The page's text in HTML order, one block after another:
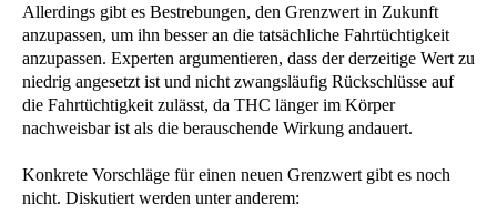
Allerdings gibt es Bestrebungen, den Grenzwert in Zukunft
anzupassen, um ihn besser an die tatsächliche Fahrtüchtigkeit
anzupassen. Experten argumentieren, dass der derzeitige Wert zu
niedrig angesetzt ist und nicht zwangsläufig Rückschlüsse auf
die Fahrtüchtigkeit zulässt, da THC länger im Körper
nachweisbar ist als die berauschende Wirkung andauert.
Konkrete Vorschläge für einen neuen Grenzwert gibt es noch
nicht. Diskutiert werden unter anderem: